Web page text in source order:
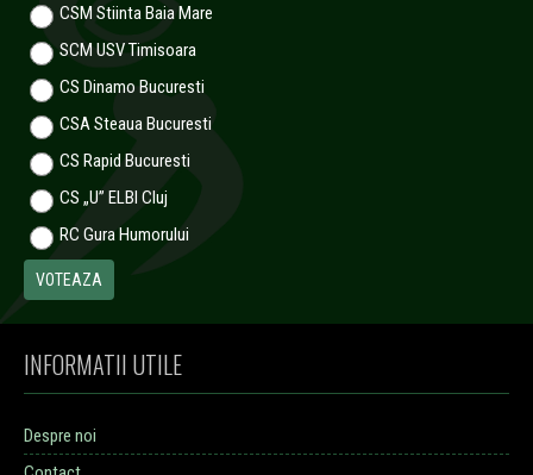
CSM Stiinta Baia Mare
SCM USV Timisoara
CS Dinamo Bucuresti
CSA Steaua Bucuresti
CS Rapid Bucuresti
CS „U” ELBI Cluj
RC Gura Humorului
INFORMATII UTILE
Despre noi